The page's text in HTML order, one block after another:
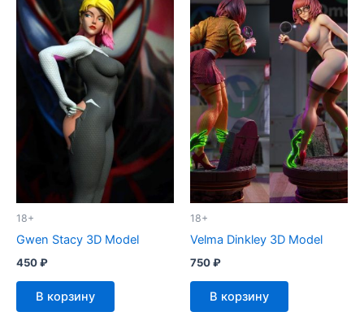
18+
Gwen Stacy 3D Model
450₽
В корзину
18+
Velma Dinkley 3D Model
750₽
В корзину